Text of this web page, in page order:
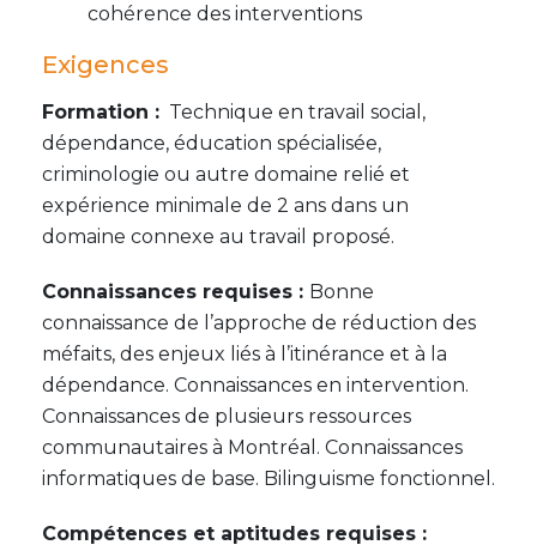
cohérence des interventions
Exigences
Formation : Technique en travail social,
dépendance, éducation spécialisée,
criminologie ou autre domaine relié et
expérience minimale de 2 ans dans un
domaine connexe au travail proposé.
Connaissances requises : Bonne
connaissance de l’approche de réduction des
méfaits, des enjeux liés à l’itinérance et à la
dépendance. Connaissances en intervention.
Connaissances de plusieurs ressources
communautaires à Montréal. Connaissances
informatiques de base. Bilinguisme fonctionnel.
Compétences et aptitudes requises :